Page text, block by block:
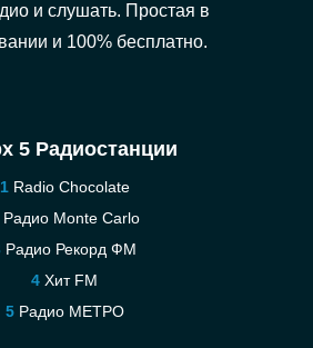
и слушать. Простая в
и 100% бесплатно.
5 Радиостанции
Radio Chocolate
Радио Monte Carlo
Радио Рекорд ФМ
Хит FM
Радио МЕТРО